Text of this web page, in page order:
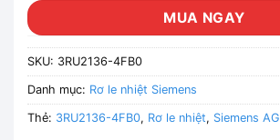
MUA NGAY
SKU: 3RU2136-4FB0
Danh mục: Rơ le nhiệt Siemens
Thẻ: 3RU2136-4FB0, Rơ le nhiệt, Siemens AG